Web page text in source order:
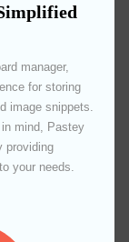
需要清晰
是您创建
极解决方
平！
的功能和
名的殊
的肯定,也
队。我们
manager,
for storing
image snippets.
mind, Pastey
providing
your needs.